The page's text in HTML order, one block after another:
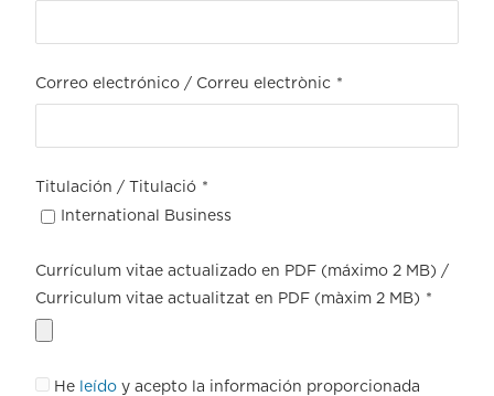
Correo electrónico / Correu electrònic *
Titulación / Titulació *
International Business
Currículum vitae actualizado en PDF (máximo 2 MB) /
Curriculum vitae actualitzat en PDF (màxim 2 MB) *
He leído y acepto la información proporcionada